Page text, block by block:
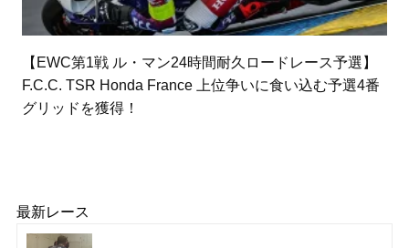
【EWC第1戦 ル・マン24時間耐久ロードレース予選】
F.C.C. TSR Honda France 上位争いに食い込む予選4番
グリッドを獲得！
最新レース